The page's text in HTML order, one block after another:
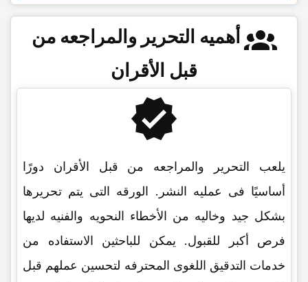
أهمیه التحریر والمراجعه من
قبل الأقران
یلعب التحریر والمراجعه من قبل الأقران دورًا
أساسیًا فی عملیه النشر. الورقه التی یتم تحریرها
بشکل جید وخالیه من الأخطاء النحویه والفنیه لدیها
فرص أکبر للقبول. یمکن للباحثین الاستفاده من
خدمات التدقیق اللغوی المحترفه لتحسین عملهم قبل